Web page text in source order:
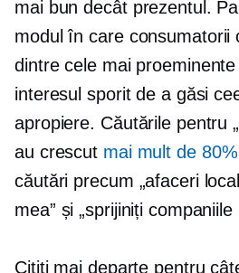
mai bun decât prezentul.
modul în care consumatorii
dintre cele mai
interesul sporit de a găsi
apropiere. Căutările pentru
au crescut mai mult de 80%
căutări precum „afaceri
mea” și „sprijiniți companiile
Citiți mai departe pentru